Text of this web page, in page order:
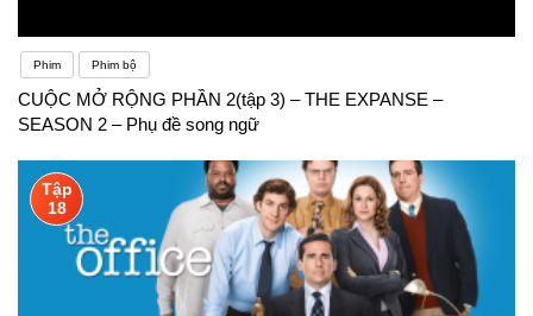
Phim Phim bộ
CUỘC MỞ RỘNG PHẦN 2(tập 3) – THE EXPANSE –
SEASON 2 – Phụ đề song ngữ
Tập
18